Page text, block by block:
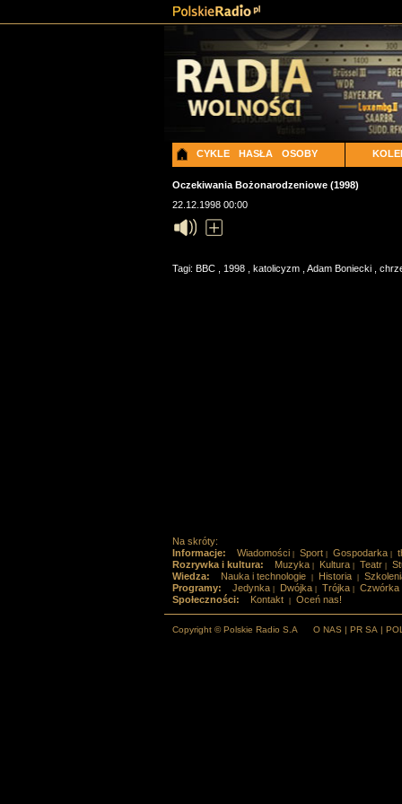
CYKLE HASŁA OSOBY
Oczekiwania Bożonarodzeniowe (1998)
22.12.1998 00:00
Tagi: BBC 1998 katolicyzm Adam Boniecki
Na skróty:
Informacje:
Wiadomości Sport Gospodarka
Rozrywka i kultura:
Muzyka Kultura Teatr
Wiedza:
Nauka i technologie Historia
Programy:
Jedynka Dwójka Trójka Czwórka
Społeczności:
Kontakt Oceń nas!
Copyright © Polskie Radio S.A O NAS | PR SA |